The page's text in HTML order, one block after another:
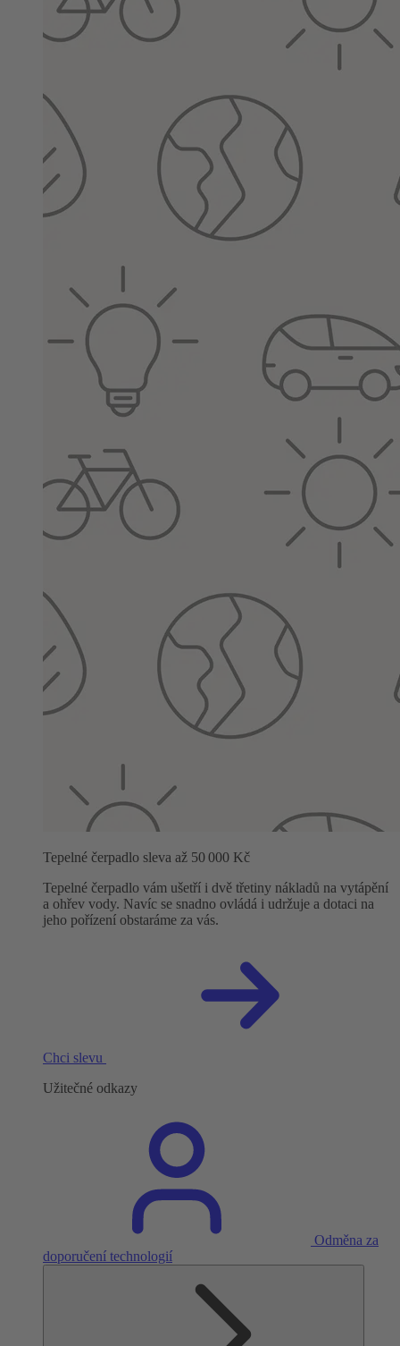
Tepelné čerpadlo sleva až 50 000 Kč
Tepelné čerpadlo vám ušetří i dvě třetiny nákladů na vytápění
a ohřev vody. Navíc se snadno ovládá i udržuje a dotaci na
jeho pořízení obstaráme za vás.
Chci slevu
Užitečné odkazy
Odměna za
doporučení technologií